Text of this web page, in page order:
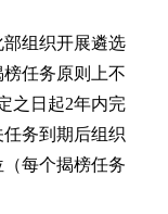
组织开展遴选
任务原则上不
之日起2年内完
务到期后组织
每个揭榜任务